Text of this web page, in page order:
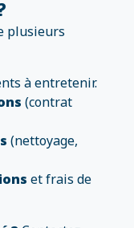
plusieurs
à entretenir.
(contrat
(nettoyage,
et frais de